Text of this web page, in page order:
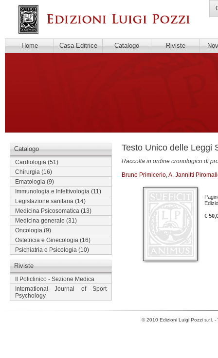
Home Casa Editrice Catalogo Riviste
Catalogo
Cardiologia (51)
Chirurgia (16)
Ematologia (9)
Immunologia e Infettivologia (11)
Legislazione sanitaria (14)
Medicina Psicosomatica (13)
Medicina generale (31)
Oncologia (9)
Ostetricia e Ginecologia (16)
Psichiatria e Psicologia (10)
Riviste
Il Policlinico - Sezione Medica
International Journal of Sport
Psychology
Testo Unico delle Leggi
Raccolta in ordine cronologico di
Bruno Primicerio,A. Jannitti
€
© 2010 Edizioni Luigi Pozzi s.r.l.